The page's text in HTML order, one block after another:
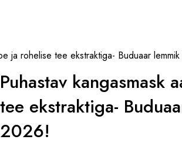
ja rohelise tee ekstraktiga- Buduaar
Puhastav kangasmask
tee ekstraktiga-
2026!